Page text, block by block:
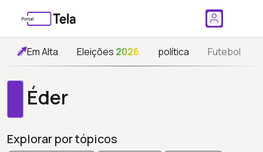
Em Alta Eleições 2026 política Futebol
Éder
Explorar por tópicos